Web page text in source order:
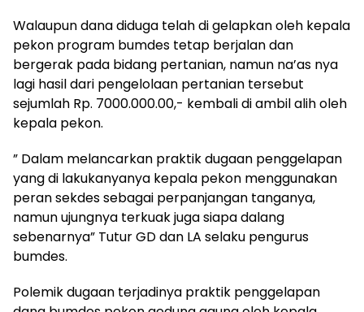
Walaupun dana diduga telah di gelapkan oleh kepala
pekon program bumdes tetap berjalan dan
bergerak pada bidang pertanian, namun na’as nya
lagi hasil dari pengelolaan pertanian tersebut
sejumlah Rp. 7000.000.00,- kembali di ambil alih oleh
kepala pekon.
” Dalam melancarkan praktik dugaan penggelapan
yang di lakukanyanya kepala pekon menggunakan
peran sekdes sebagai perpanjangan tanganya,
namun ujungnya terkuak juga siapa dalang
sebenarnya” Tutur GD dan LA selaku pengurus
bumdes.
Polemik dugaan terjadinya praktik penggelapan